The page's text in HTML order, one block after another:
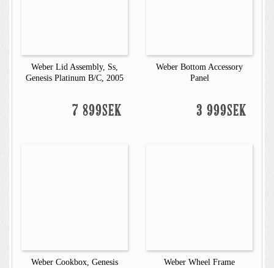
Weber Lid Assembly, Ss,
Genesis Platinum B/C, 2005
7 899SEK
Weber Bottom Accessory
Panel
3 999SEK
Weber Cookbox, Genesis
Weber Wheel Frame